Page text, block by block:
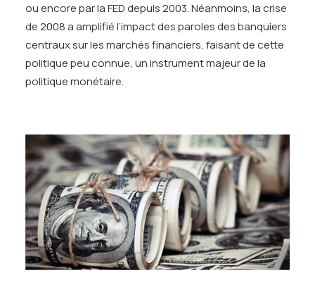
ou encore par la FED depuis 2003. Néanmoins, la crise
de 2008 a amplifié l’impact des paroles des banquiers
centraux sur les marchés financiers, faisant de cette
politique peu connue, un instrument majeur de la
politique monétaire.